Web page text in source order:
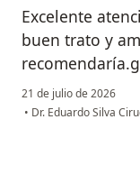
Excelente
buen trato y
21 de julio de 2026
• Dr. Eduardo Silva